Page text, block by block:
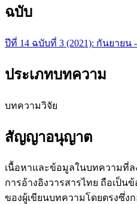
ฉบับ
ปีที่ 14 ฉบับที่ 3 (2021): กันยายน
ประเภทบทความ
บทความวิจัย
สัญญาอนุญาต
เนื้อหาและข้อมูลในบทความที่
การอ้างอิงวารสารไทย ถือเป็น
ของผู้เขียนบทความโดยตรงซึ่ง